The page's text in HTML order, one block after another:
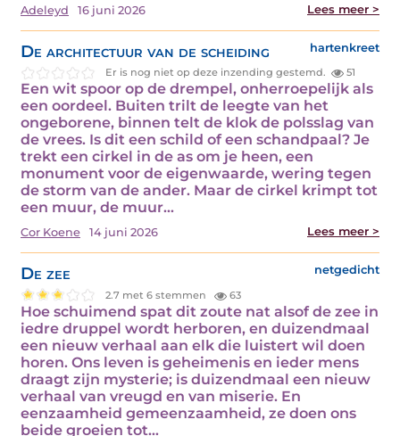
Adeleyd 16 juni 2026 Lees meer >
De architectuur van de scheiding hartenkreet
Er is nog niet op deze inzending gestemd. 51
Een wit spoor op de drempel, onherroepelijk als
een oordeel. Buiten trilt de leegte van het
ongeborene, binnen telt de klok de polsslag van
de vrees. Is dit een schild of een schandpaal? Je
trekt een cirkel in de as om je heen, een
monument voor de eigenwaarde, wering tegen
de storm van de ander. Maar de cirkel krimpt tot
een muur, de muur…
Cor Koene 14 juni 2026 Lees meer >
De zee netgedicht
2.7 met 6 stemmen 63
Hoe schuimend spat dit zoute nat alsof de zee in
iedre druppel wordt herboren, en duizendmaal
een nieuw verhaal aan elk die luistert wil doen
horen. Ons leven is geheimenis en ieder mens
draagt zijn mysterie; is duizendmaal een nieuw
verhaal van vreugd en van miserie. En
eenzaamheid gemeenzaamheid, ze doen ons
beide groeien tot…